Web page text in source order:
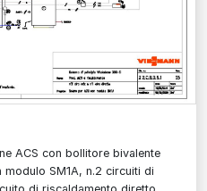
ACS con bollitore bivalente
SM1A, n.2 circuiti di